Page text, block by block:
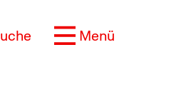
Menü